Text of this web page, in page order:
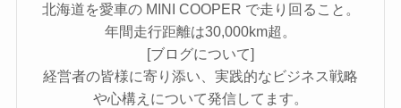
北海道を愛車の MINI COOPER で走り回ること。
年間走行距離は30,000km超。
[ブログについて]
経営者の皆様に寄り添い、実践的なビジネス戦略
や心構えについて発信してます。